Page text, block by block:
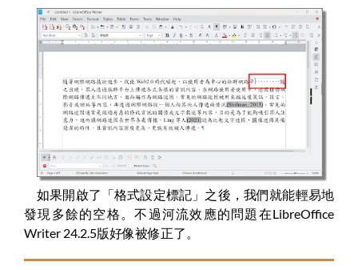
如果開啟了「格式設定標記」之後，我們就能輕易地
發現多餘的空格。不過河流效應的問題在LibreOffice
Writer 24.2.5版好像被修正了。